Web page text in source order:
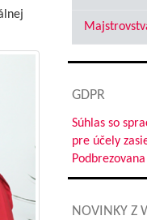
GDPR
Súhlas so
pre účely
Podbrezovana
NOVINKY Z